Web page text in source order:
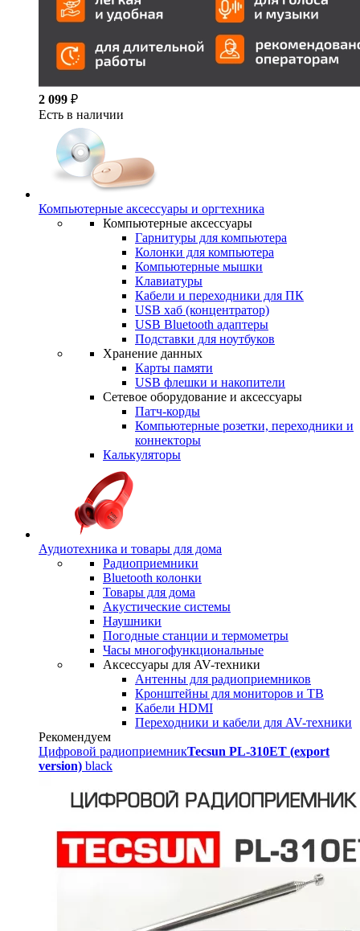
2 099 ₽
Есть в наличии
Компьютерные аксессуары и оргтехника
Компьютерные аксессуары
Гарнитуры для компьютера
Колонки для компьютера
Компьютерные мышки
Клавиатуры
Кабели и переходники для ПК
USB хаб (концентратор)
USB Bluetooth адаптеры
Подставки для ноутбуков
Хранение данных
Карты памяти
USB флешки и накопители
Сетевое оборудование и аксессуары
Патч-корды
Компьютерные розетки, переходники и
коннекторы
Калькуляторы
Аудиотехника и товары для дома
Радиоприемники
Bluetooth колонки
Товары для дома
Акустические системы
Наушники
Погодные станции и термометры
Часы многофункциональные
Аксессуары для AV-техники
Антенны для радиоприемников
Кронштейны для мониторов и ТВ
Кабели HDMI
Переходники и кабели для AV-техники
Рекомендуем
Цифровой радиоприемникTecsun PL-310ET (export
version) black